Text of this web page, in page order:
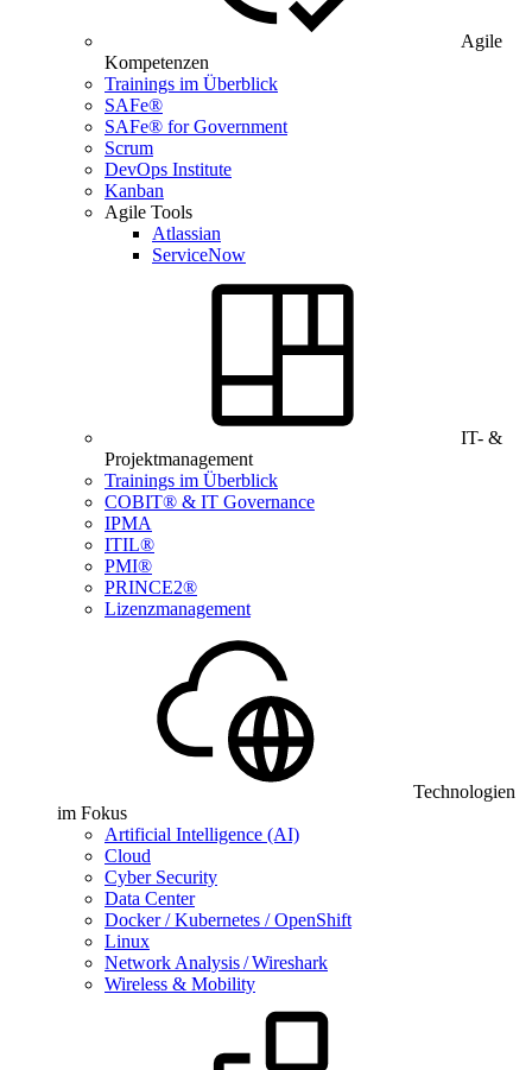
Agile
Kompetenzen
Trainings im Überblick
SAFe®
SAFe® for Government
Scrum
DevOps Institute
Kanban
Agile Tools
Atlassian
ServiceNow
IT- &
Projektmanagement
Trainings im Überblick
COBIT® & IT Governance
IPMA
ITIL®
PMI®
PRINCE2®
Lizenzmanagement
Technologien
im Fokus
Artificial Intelligence (AI)
Cloud
Cyber Security
Data Center
Docker / Kubernetes / OpenShift
Linux
Network Analysis / Wireshark
Wireless & Mobility